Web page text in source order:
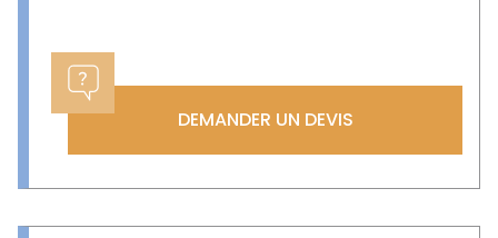
DEMANDER UN DEVIS